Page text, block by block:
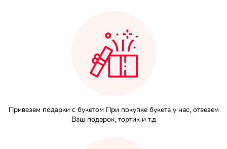
Привезем подарки с букетом При покупке букета у нас, отвезем
Ваш подарок, тортик и т.д